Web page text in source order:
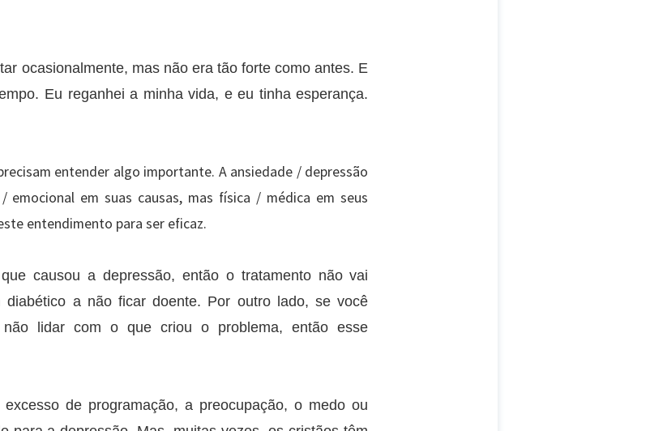
ocasionalmente, mas não era tão forte como antes. E
Eu reganhei a minha vida, e eu tinha esperança.
entender algo importante. A ansiedade / depressão
em suas causas, mas física / médica em seus
entendimento para ser eficaz.
causou a depressão, então o tratamento não vai
a não ficar doente. Por outro lado, se você
não lidar com o que criou o problema, então esse
de programação, a preocupação, o medo ou